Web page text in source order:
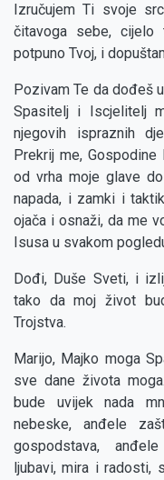
Izručujem Ti svoje
čitavoga sebe,
potpuno Tvoj, i
Pozivam Te da dođeš
Spasitelj i Iscjelitelj
njegovih ispraznih
Prekrij me,
od vrha moje glave
napada, i zamki i
ojača i osnaži, da me
Isusa u svakom
Dođi, Duše Sveti, i
tako da moj život
Trojstva.
Marijo, Majko moga
sve dane života
bude uvijek nada
nebeske, anđele
gospodstava,
ljubavi, mira i radosti,